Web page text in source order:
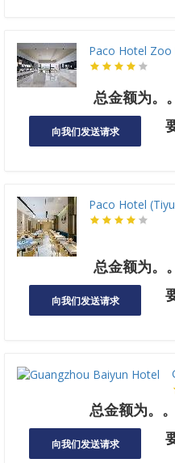
Paco Hotel
总金额为。
向我们发送请求
Paco Hotel
总金额为。
向我们发送请求
总金额为。
向我们发送请求